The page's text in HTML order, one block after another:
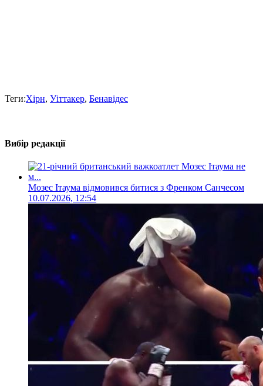
Теги:Хірн, Уіттакер, Бенавідес
Вибір редакції
Мозес Ітаума відмовився битися з Френком Санчесом
10.07.2026, 12:54